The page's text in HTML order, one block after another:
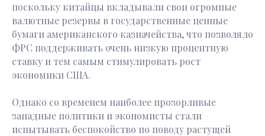
поскольку китайцы вкладывали свои огромные
валютные резервы в государственные ценные
бумаги американского казначейства, что позволяло
ФРС поддерживать очень низкую процентную
ставку и тем самым стимулировать рост
экономики США.
Однако со временем наиболее прозорливые
западные политики и экономисты стали
испытывать беспокойство по поводу растущей